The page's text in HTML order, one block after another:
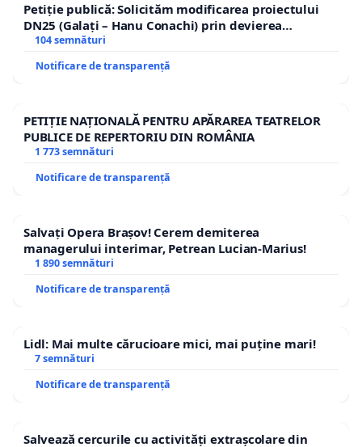
Petiție publică: Solicităm modificarea proiectului
DN25 (Galați – Hanu Conachi) prin devierea
traseului în afara localităților!
104 semnături
Notificare de transparență
PETIȚIE NAȚIONALĂ PENTRU APĂRAREA TEATRELOR
PUBLICE DE REPERTORIU DIN ROMÂNIA
1 773 semnături
Notificare de transparență
Salvați Opera Brașov! Cerem demiterea
managerului interimar, Petrean Lucian-Marius!
1 890 semnături
Notificare de transparență
Lidl: Mai multe cărucioare mici, mai puține mari!
7 semnături
Notificare de transparență
Salvează cercurile cu activități extrașcolare din